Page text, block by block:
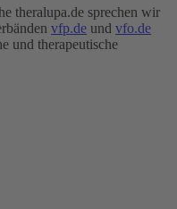
theralupa.de sprechen wir
vfp.de und vfo.de
und therapeutische